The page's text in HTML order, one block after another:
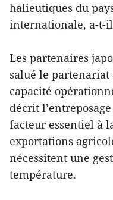
halieutiques du
internationale, a-t-
Les partenaires
salué le partenariat
capacité
décrit
facteur essentiel à
exportations
nécessitent une
température.